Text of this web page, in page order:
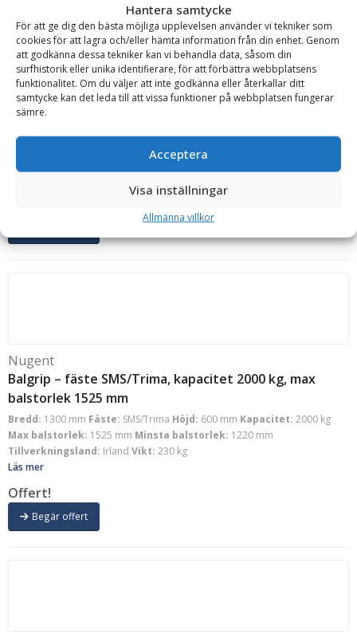
Hantera samtycke
För att ge dig den bästa möjliga upplevelsen använder vi tekniker som
cookies för att lagra och/eller hämta information från din enhet. Genom
att godkänna dessa tekniker kan vi behandla data, såsom din
surfhistorik eller unika identifierare, för att förbättra webbplatsens
funktionalitet. Om du väljer att inte godkänna eller återkallar ditt
samtycke kan det leda till att vissa funktioner på webbplatsen fungerar
sämre.
Acceptera
Visa inställningar
Allmänna villkor
Nugent
Balgrip – fäste Euro, kapacitet 2000 kg, max balstorlek
1525 mm
Nugent
Balgrip – fäste SMS/Trima, kapacitet 2000 kg, max
balstorlek 1525 mm
Bredd: 1300 mm Fäste: SMS/Trima Höjd: 600 mm Kapacitet: 2000 kg
Max balstorlek: 1525 mm Minsta balstorlek: 1220 mm
Tillverkningsland: Irland Vikt: 230 kg
Läs mer
Offert!
Begär offert